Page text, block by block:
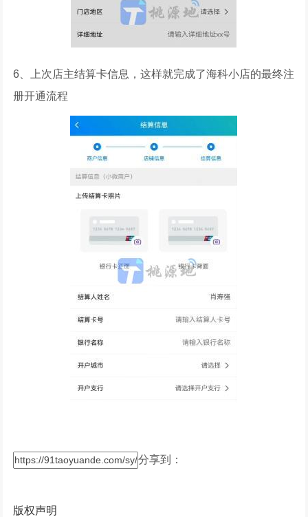
6、上次店主结算卡信息，这样就完成了海科小店的最终注
册开通流程
分享到：
版权声明